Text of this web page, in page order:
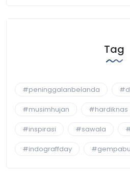
Tag
#peninggalanbelanda
#musimhujan #hardiknas
#inspirasi #sawala
#indograffday